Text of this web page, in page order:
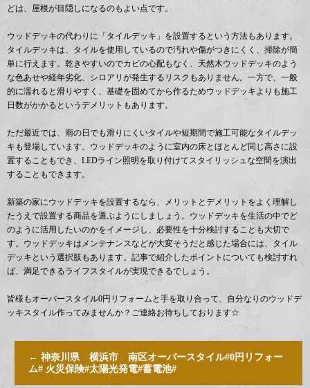
どは、屋根が目隠しになるのもよい点です。
ウッドデッキの代わりに「タイルデッキ」を設置するという方法もあります。
タイルデッキは、タイルを使用しているので汚れや傷がつきにくく、掃除が簡
単に行えます。乾きやすいのでカビの心配もなく、天然木ウッドデッキのよう
な色あせや経年劣化、シロアリが発生するリスクもありません。一方で、一般
的に濡れると滑りやすく、基礎を固めてから作るためウッドデッキよりも施工
日数がかかるというデメリットもあります。
ただ最近では、雨の日でも滑りにくいタイルや短期間で施工可能なタイルデッ
キも登場しています。ウッドデッキのように室内の床とほとんど同じ高さに設
置することもでき、LEDライン照明を取り付けてスタイリッシュな空間を演出
することもできます。
新築の家にウッドデッキを設置するなら、メリットとデメリットをよく理解し
たうえで設置する商品を選ぶようにしましょう。ウッドデッキを生活の中でど
のように活用したいのかをイメージし、必要性を十分検討することも大切で
す。ウッドデッキはメンテナンスなどが大変そうだと感じた場合には、タイル
デッキという選択肢もあります。記事で紹介したポイントについても検討すれ
ば、満足できるライフスタイルが実現できるでしょう。
皆様もオーバースタイル0円リフォームと手を取り合って、自分なりのウッドデ
ッキスタイル作ってみませんか？ご連絡お待ちしております☆
← 神奈川県 横浜市 南区オーバースタイル#0円リフォー
ム# 火災保険#太陽光発電#蓄電池#